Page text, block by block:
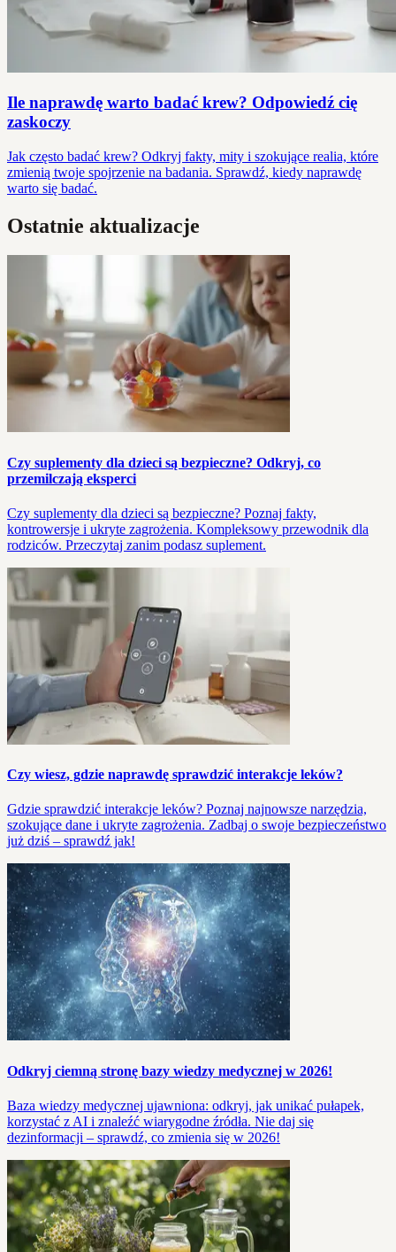
Ile naprawdę warto badać krew? Odpowiedź cię
zaskoczy
Jak często badać krew? Odkryj fakty, mity i szokujące realia, które
zmienią twoje spojrzenie na badania. Sprawdź, kiedy naprawdę
warto się badać.
Ostatnie aktualizacje
Czy suplementy dla dzieci są bezpieczne? Odkryj, co
przemilczają eksperci
Czy suplementy dla dzieci są bezpieczne? Poznaj fakty,
kontrowersje i ukryte zagrożenia. Kompleksowy przewodnik dla
rodziców. Przeczytaj zanim podasz suplement.
Czy wiesz, gdzie naprawdę sprawdzić interakcje leków?
Gdzie sprawdzić interakcje leków? Poznaj najnowsze narzędzia,
szokujące dane i ukryte zagrożenia. Zadbaj o swoje bezpieczeństwo
już dziś – sprawdź jak!
Odkryj ciemną stronę bazy wiedzy medycznej w 2026!
Baza wiedzy medycznej ujawniona: odkryj, jak unikać pułapek,
korzystać z AI i znaleźć wiarygodne źródła. Nie daj się
dezinformacji – sprawdź, co zmienia się w 2026!